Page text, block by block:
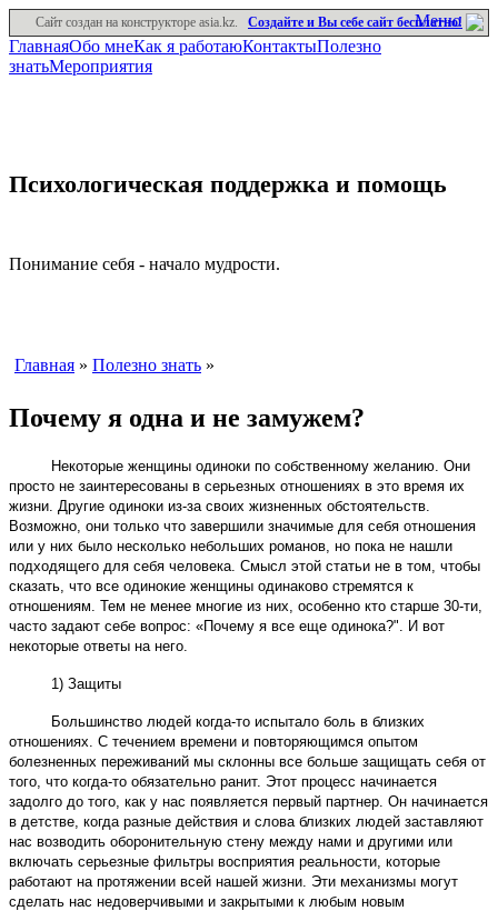
Сайт создан на конструкторе asia.kz. Создайте и Вы себе сайт бесплатно!
Меню
ГлавнаяОбо мнеКак я работаюКонтактыПолезно
знатьМероприятия
Психологическая поддержка и помощь
Понимание себя - начало мудрости.
Главная » Полезно знать »
Почему я одна и не замужем?
Некоторые женщины одиноки по собственному желанию. Они
просто не заинтересованы в серьезных отношениях в это время их
жизни. Другие одиноки из-за своих жизненных обстоятельств.
Возможно, они только что завершили значимые для себя отношения
или у них было несколько небольших романов, но пока не нашли
подходящего для себя человека. Смысл этой статьи не в том, чтобы
сказать, что все одинокие женщины одинаково стремятся к
отношениям. Тем не менее многие из них, особенно кто старше 30-ти,
часто задают себе вопрос: «Почему я все еще одинока?". И вот
некоторые ответы на него.
1) Защиты
Большинство людей когда-то испытало боль в близких
отношениях. С течением времени и повторяющимся опытом
болезненных переживаний мы склонны все больше защищать себя от
того, что когда-то обязательно ранит. Этот процесс начинается
задолго до того, как у нас появляется первый партнер. Он начинается
в детстве, когда разные действия и слова близких людей заставляют
нас возводить оборонительную стену между нами и другими или
включать серьезные фильтры восприятия реальности, которые
работают на протяжении всей нашей жизни. Эти механизмы могут
сделать нас недоверчивыми и закрытыми к любым новым